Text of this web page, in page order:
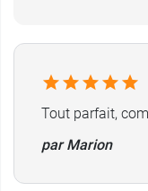
A lire :
Tout parfait,
par Marion